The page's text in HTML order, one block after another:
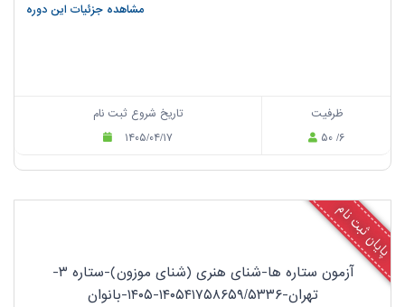
مشاهده جزئیات این دوره
تاریخ شروع ثبت نام
۱۴۰۵/۰۴/۱۷
ظرفیت
۵۰ /۶
پایان ثبت نام
آزمون ستاره ها-شنای هنری (شنای موزون)-ستاره ۳-
تهران-۱۴۰۵۴۱۷۵۸۶۵۹/۵۳۳۶-۱۴۰۵-بانوان